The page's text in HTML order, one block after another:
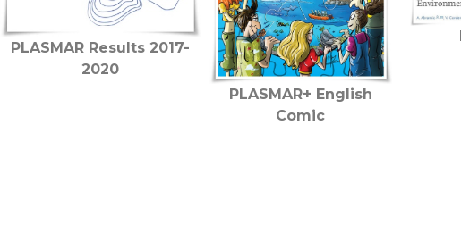
PLASMAR Results 2017-
2020
PLASMAR+ English
Comic